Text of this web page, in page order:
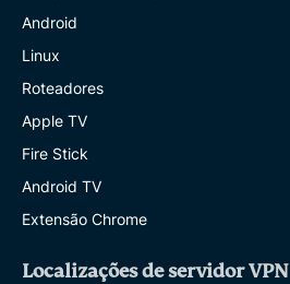
Android
Linux
Roteadores
Apple TV
Fire Stick
Android TV
Extensão Chrome
Localizações de servidor VPN